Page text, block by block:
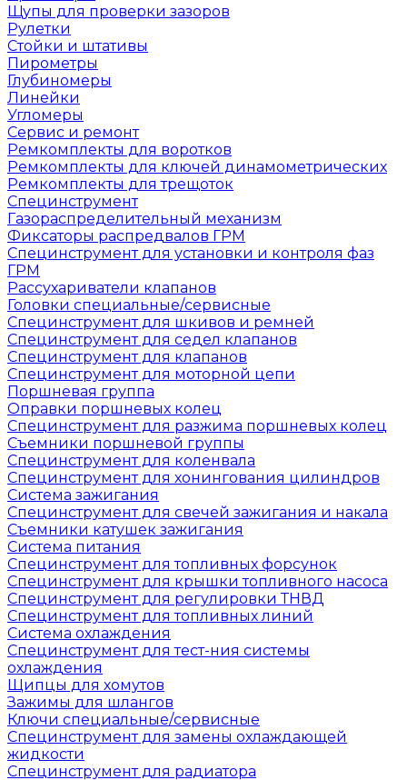
Щупы для проверки зазоров
Рулетки
Стойки и штативы
Пирометры
Глубиномеры
Линейки
Угломеры
Сервис и ремонт
Ремкомплекты для воротков
Ремкомплекты для ключей динамометрических
Ремкомплекты для трещоток
Специнструмент
Газораспределительный механизм
Фиксаторы распредвалов ГРМ
Специнструмент для установки и контроля фаз
ГРМ
Рассухариватели клапанов
Головки специальные/сервисные
Специнструмент для шкивов и ремней
Специнструмент для седел клапанов
Специнструмент для клапанов
Специнструмент для моторной цепи
Поршневая группа
Оправки поршневых колец
Специнструмент для разжима поршневых колец
Съемники поршневой группы
Специнструмент для коленвала
Специнструмент для хонингования цилиндров
Система зажигания
Специнструмент для свечей зажигания и накала
Съемники катушек зажигания
Система питания
Специнструмент для топливных форсунок
Специнструмент для крышки топливного насоса
Специнструмент для регулировки ТНВД
Специнструмент для топливных линий
Система охлаждения
Специнструмент для тест-ния системы
охлаждения
Щипцы для хомутов
Зажимы для шлангов
Ключи специальные/сервисные
Специнструмент для замены охлаждающей
жидкости
Специнструмент для радиатора